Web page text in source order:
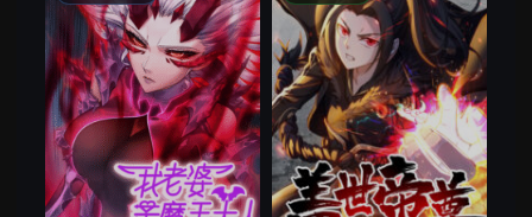
Capítulo 44 25/03/2026 728